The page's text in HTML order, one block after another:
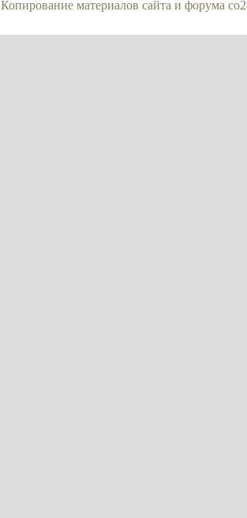
Копирование материалов сайта и форума